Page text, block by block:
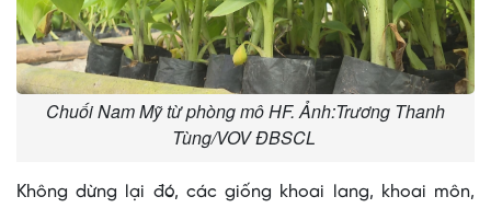
Chuối Nam Mỹ từ phòng mô HF. Ảnh:Trương Thanh
Tùng/VOV ĐBSCL
Không dừng lại đó, các giống khoai lang, khoai môn,